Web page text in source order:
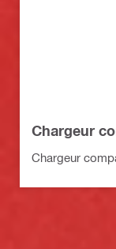
Chargeur
Chargeur